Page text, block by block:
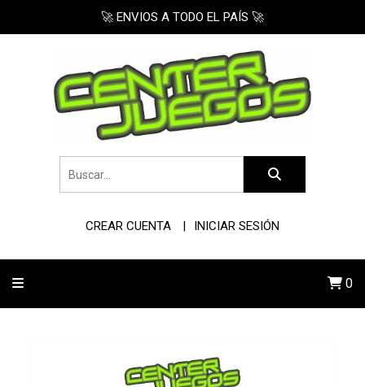
🚀 ENVIOS A TODO EL PAÍS 🚀
CREAR CUENTA INICIAR SESIÓN
0